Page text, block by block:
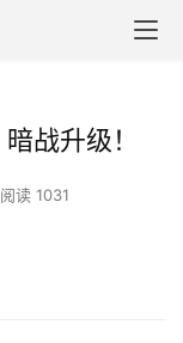
战升级！
阅读 1031